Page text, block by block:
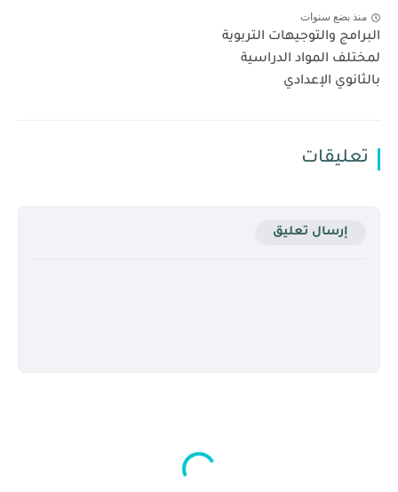
منذ بضع سنوات
البرامج والتوجيهات التربوية
لمختلف المواد الدراسية
بالثانوي الإعدادي
تعليقات
إرسال تعليق